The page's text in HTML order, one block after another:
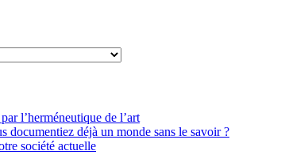
l’herméneutique de l’art
documentiez déjà un monde sans le savoir ?
société actuelle